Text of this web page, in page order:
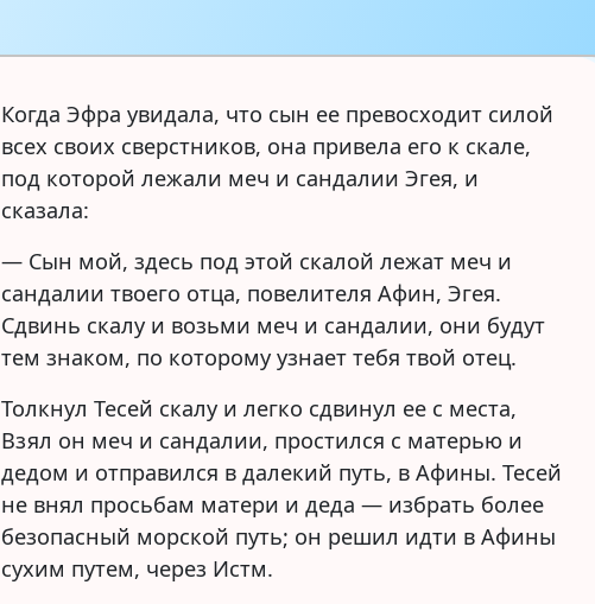
Когда Эфра увидала, что сын ее превосходит силой
всех своих сверстников, она привела его к скале,
под которой лежали меч и сандалии Эгея, и
сказала:
— Сын мой, здесь под этой скалой лежат меч и
сандалии твоего отца, повелителя Афин, Эгея.
Сдвинь скалу и возьми меч и сандалии, они будут
тем знаком, по которому узнает тебя твой отец.
Толкнул Тесей скалу и легко сдвинул ее с места,
Взял он меч и сандалии, простился с матерью и
дедом и отправился в далекий путь, в Афины. Тесей
не внял просьбам матери и деда — избрать более
безопасный морской путь; он решил идти в Афины
сухим путем, через Истм.